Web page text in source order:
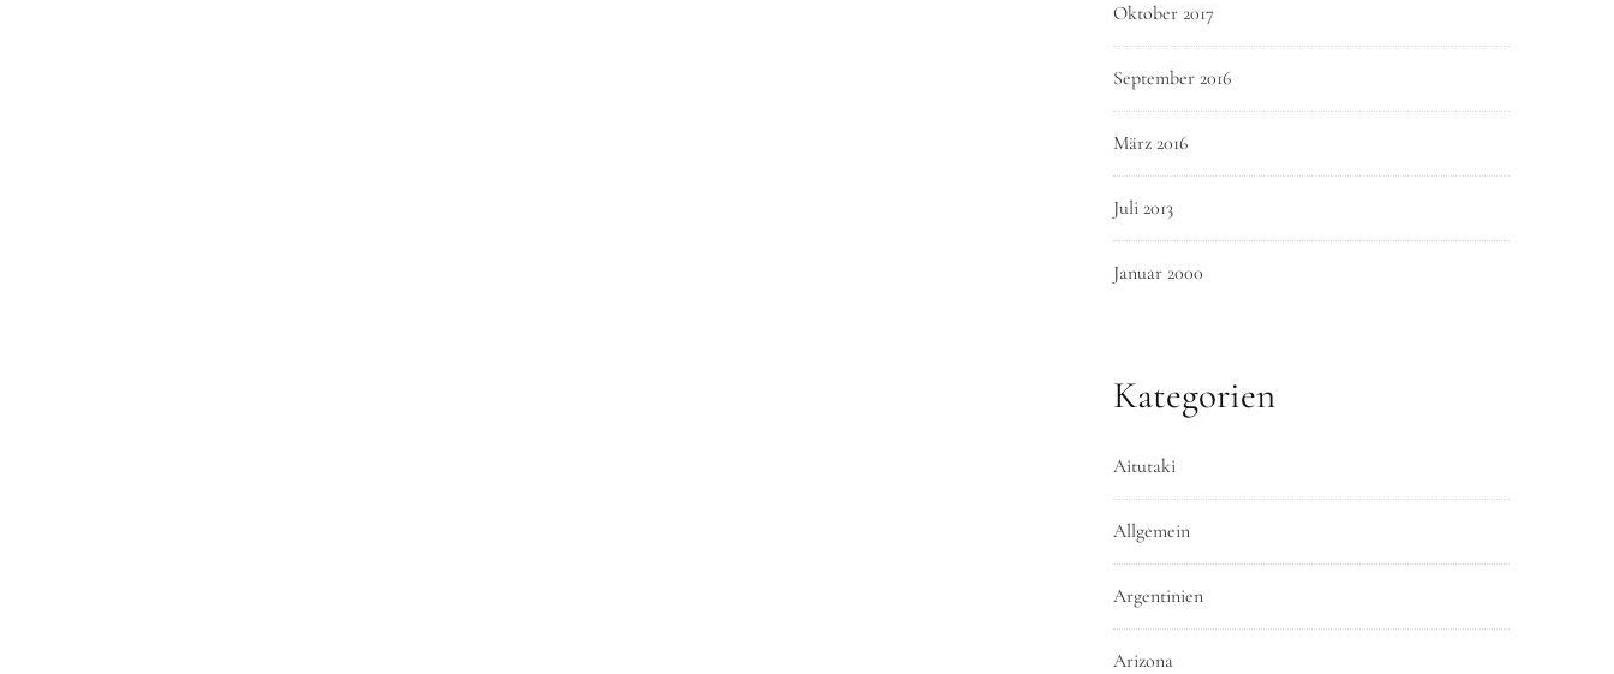
Oktober 2017
September 2016
März 2016
Juli 2013
Januar 2000
Kategorien
Aitutaki
Allgemein
Argentinien
Arizona